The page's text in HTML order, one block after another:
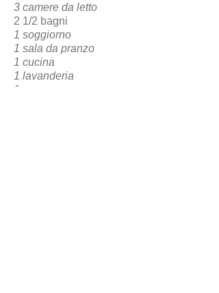
3 camere da letto
2 1/2 bagni
1 soggiorno
1 sala da pranzo
1 cucina
1 lavanderia
1 garage